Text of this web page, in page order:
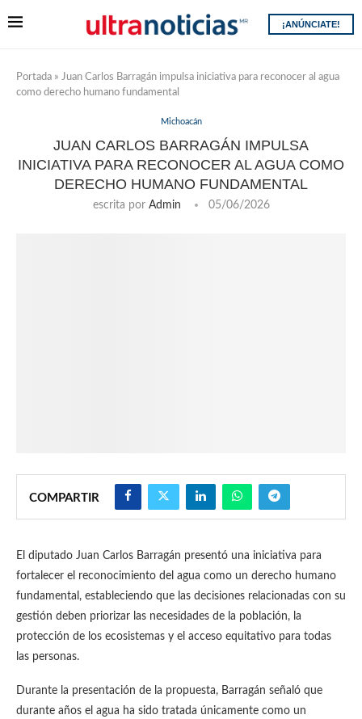
¡ANÚNCIATE!
Portada » Juan Carlos Barragán impulsa iniciativa para reconocer al agua
como derecho humano fundamental
Michoacán
JUAN CARLOS BARRAGÁN IMPULSA
INICIATIVA PARA RECONOCER AL AGUA COMO
DERECHO HUMANO FUNDAMENTAL
escrita por Admin 05/06/2026
COMPARTIR
El diputado Juan Carlos Barragán presentó una iniciativa para
fortalecer el reconocimiento del agua como un derecho humano
fundamental, estableciendo que las decisiones relacionadas con su
gestión deben priorizar las necesidades de la población, la
protección de los ecosistemas y el acceso equitativo para todas
las personas.
Durante la presentación de la propuesta, Barragán señaló que
durante años el agua ha sido tratada únicamente como un